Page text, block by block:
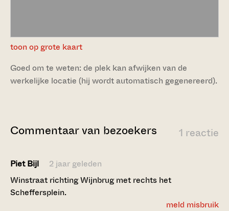
toon op grote kaart
Goed om te weten: de plek kan afwijken van de
werkelijke locatie (hij wordt automatisch gegenereerd).
1 reactie
Commentaar van bezoekers
Piet Bijl
2 jaar geleden
Winstraat richting Wijnbrug met rechts het
Scheffersplein.
meld misbruik